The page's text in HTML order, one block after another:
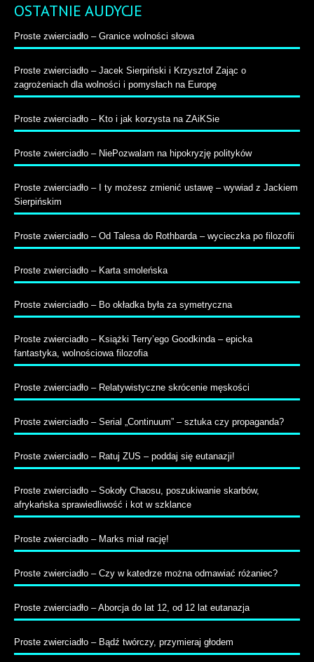
OSTATNIE AUDYCJE
Proste zwierciadło – Granice wolności słowa
Proste zwierciadło – Jacek Sierpiński i Krzysztof Zając o
zagrożeniach dla wolności i pomysłach na Europę
Proste zwierciadło – Kto i jak korzysta na ZAiKSie
Proste zwierciadło – NiePozwalam na hipokryzję polityków
Proste zwierciadło – I ty możesz zmienić ustawę – wywiad z Jackiem
Sierpińskim
Proste zwierciadło – Od Talesa do Rothbarda – wycieczka po filozofii
Proste zwierciadło – Karta smoleńska
Proste zwierciadło – Bo okładka była za symetryczna
Proste zwierciadło – Książki Terry’ego Goodkinda – epicka
fantastyka, wolnościowa filozofia
Proste zwierciadło – Relatywistyczne skrócenie męskości
Proste zwierciadło – Serial „Continuum” – sztuka czy propaganda?
Proste zwierciadło – Ratuj ZUS – poddaj się eutanazji!
Proste zwierciadło ‒ Sokoły Chaosu, poszukiwanie skarbów,
afrykańska sprawiedliwość i kot w szklance
Proste zwierciadło – Marks miał rację!
Proste zwierciadło – Czy w katedrze można odmawiać różaniec?
Proste zwierciadło – Aborcja do lat 12, od 12 lat eutanazja
Proste zwierciadło – Bądź twórczy, przymieraj głodem